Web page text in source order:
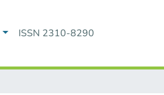
ISSN 2310-8290